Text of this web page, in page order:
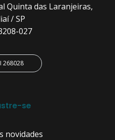
Quinta das Laranjeiras,
/ SP
027
268028
se
novidades